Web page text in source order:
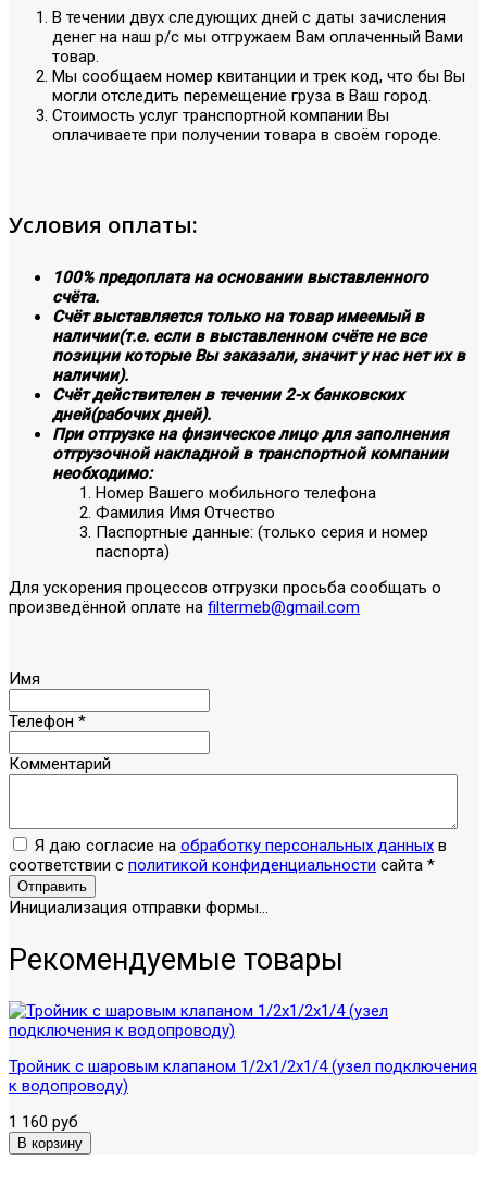
В течении двух следующих дней с даты зачисления
денег на наш р/с мы отгружаем Вам оплаченный Вами
товар.
Мы сообщаем номер квитанции и трек код, что бы Вы
могли отследить перемещение груза в Ваш город.
Стоимость услуг транспортной компании Вы
оплачиваете при получении товара в своём городе.
Условия оплаты:
100% предоплата на основании выставленного
счёта.
Счёт выставляется только на товар имеемый в
наличии(т.е. если в выставленном счёте не все
позиции которые Вы заказали, значит у нас нет их в
наличии).
Счёт действителен в течении 2-х банковских
дней(рабочих дней).
При отгрузке на физическое лицо для заполнения
отгрузочной накладной в транспортной компании
необходимо:
Номер Вашего мобильного телефона
Фамилия Имя Отчество
Паспортные данные: (только серия и номер
паспорта)
Для ускорения процессов отгрузки просьба сообщать о
произведённой оплате на filtermeb@gmail.com
Имя
Телефон *
Комментарий
Я даю согласие на обработку персональных данных в
соответствии с политикой конфиденциальности сайта *
Отправить
Инициализация отправки формы...
Рекомендуемые товары
Тройник с шаровым клапаном 1/2х1/2х1/4 (узел подключения
к водопроводу)
1 160 руб